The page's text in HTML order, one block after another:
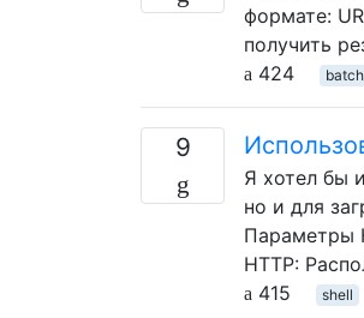
формате:
получить
424
9
Я хотел бы
но и для
Параметры
HTTP:
415
shell